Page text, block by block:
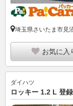
埼玉県さいたま市見
お気に入
ダイハツ
ロッキー 1.2 L 登